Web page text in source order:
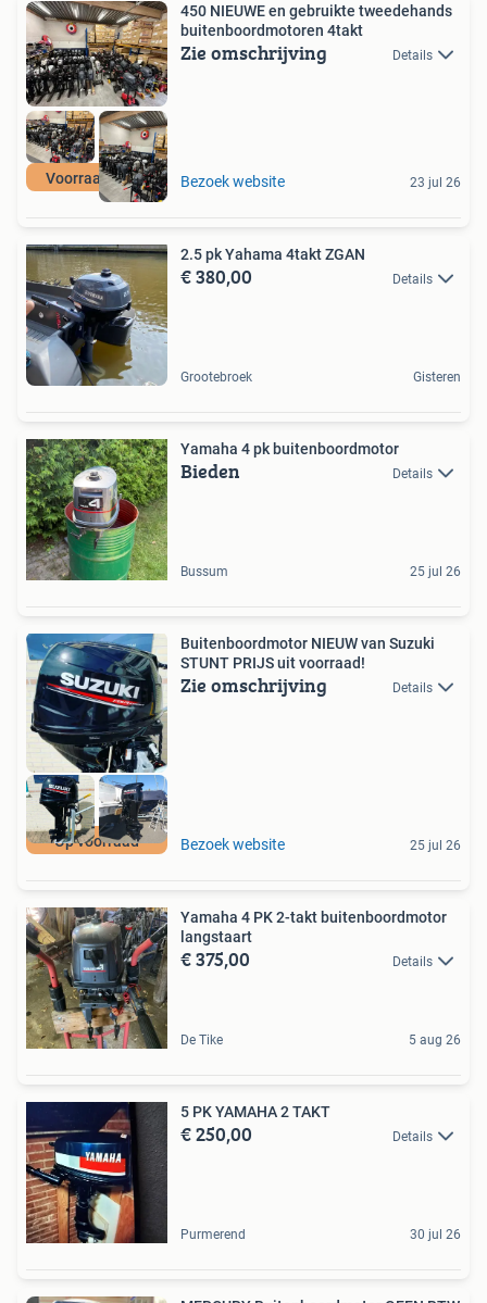
Voorraad actie
450 NIEUWE en gebruikte tweedehands
buitenboordmotoren 4takt
Zie omschrijving Details
Bezoek website 23 jul 26
2.5 pk Yahama 4takt ZGAN
€ 380,00 Details
Grootebroek Gisteren
Yamaha 4 pk buitenboordmotor
Bieden Details
Bussum 25 jul 26
Op voorraad
Buitenboordmotor NIEUW van Suzuki
STUNT PRIJS uit voorraad!
Zie omschrijving Details
Bezoek website 25 jul 26
Yamaha 4 PK 2-takt buitenboordmotor
langstaart
€ 375,00 Details
De Tike 5 aug 26
5 PK YAMAHA 2 TAKT
€ 250,00 Details
Purmerend 30 jul 26